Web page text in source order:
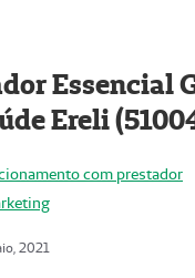
Essencial
Ereli
com prestador
2021